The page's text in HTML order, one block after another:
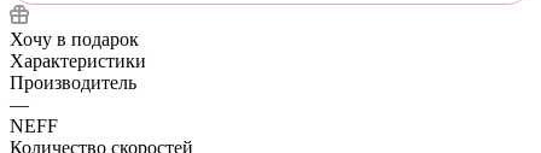
Хочу в подарок
Характеристики
Производитель
—
NEFF
Количество скоростей